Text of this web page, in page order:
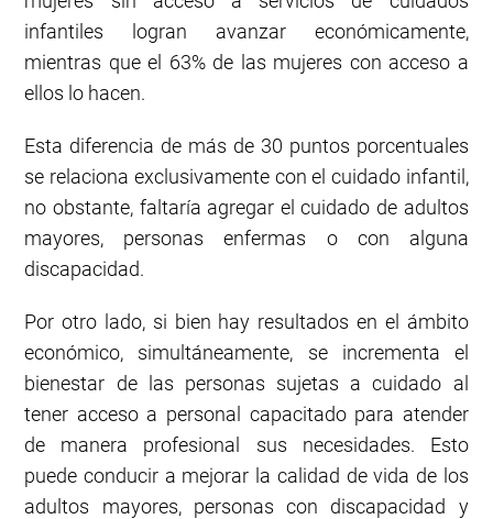
infantiles logran avanzar económicamente,
mientras que el 63% de las mujeres con acceso a
ellos lo hacen.
Esta diferencia de más de 30 puntos porcentuales
se relaciona exclusivamente con el cuidado infantil,
no obstante, faltaría agregar el cuidado de adultos
mayores, personas enfermas o con alguna
discapacidad.
Por otro lado, si bien hay resultados en el ámbito
económico, simultáneamente, se incrementa el
bienestar de las personas sujetas a cuidado al
tener acceso a personal capacitado para atender
de manera profesional sus necesidades. Esto
puede conducir a mejorar la calidad de vida de los
adultos mayores, personas con discapacidad y